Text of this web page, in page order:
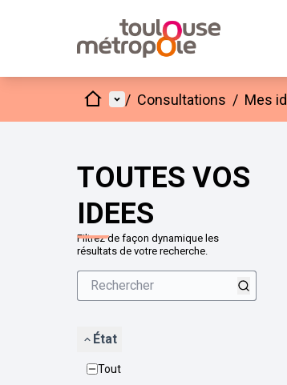
AccueilMenu principal
/ Consultations / Mes
TOUTES VOS
IDEES
Filtrez de façon dynamique les
résultats de votre recherche.
État
Tout